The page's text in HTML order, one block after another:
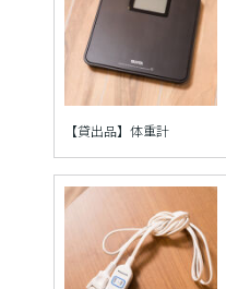
【貸出品】体重計